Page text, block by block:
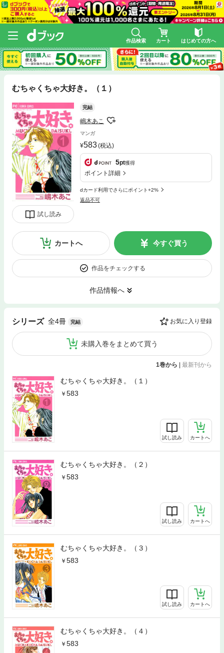
作品検索 カート はじめての方へ
むちゃくちゃ大好き。（１）
試し読み
完結
嶋木あこ
マンガ
583(税込)
5pt獲得
ポイント詳細
dカード利用でさらにポイント+2%
返品不可
カートへ 今すぐ買う
作品をチェックする
作品情報へ
シリーズ 全4冊 完結 お気に入り登録
未購入巻をまとめて買う
1巻から 最新刊から
むちゃくちゃ大好き。（１）
583
試し読み カートへ
むちゃくちゃ大好き。（２）
583
試し読み カートへ
むちゃくちゃ大好き。（３）
583
試し読み カートへ
むちゃくちゃ大好き。（４）
583